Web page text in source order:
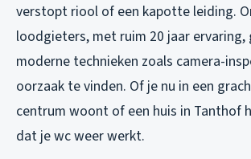
verstopt riool of een kapotte leiding.
loodgieters, met ruim 20 jaar ervaring,
moderne technieken zoals camera-
oorzaak te vinden. Of je nu in een
centrum woont of een huis in Tanthof
dat je wc weer werkt.